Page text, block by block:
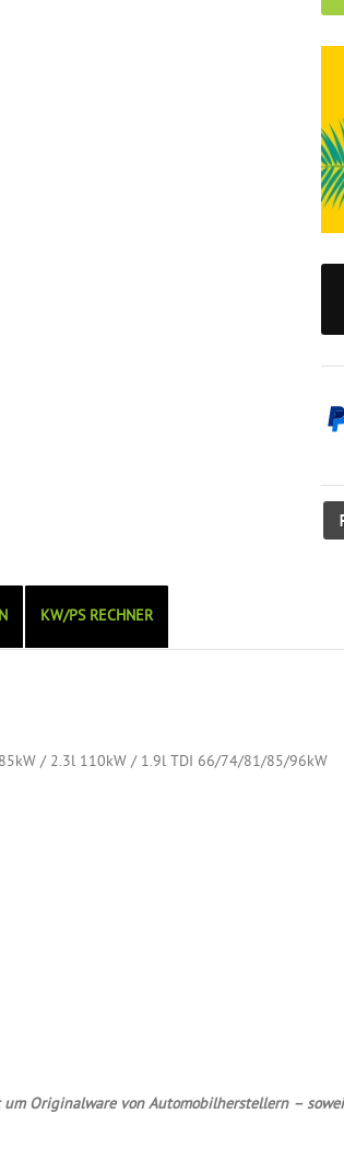
KW/PS RECHNER
/ 2.3l 110kW / 1.9l TDI 66/74/81/85/96kW
Originalware von Automobilherstellern –